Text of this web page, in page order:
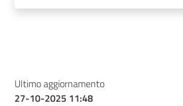
Ultimo aggiornamento
27-10-2025 11:48